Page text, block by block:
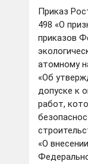
Приказ
498 «О
приказов
атомному
«Об
допуске к
работ,
«О